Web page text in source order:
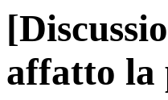
affatto la